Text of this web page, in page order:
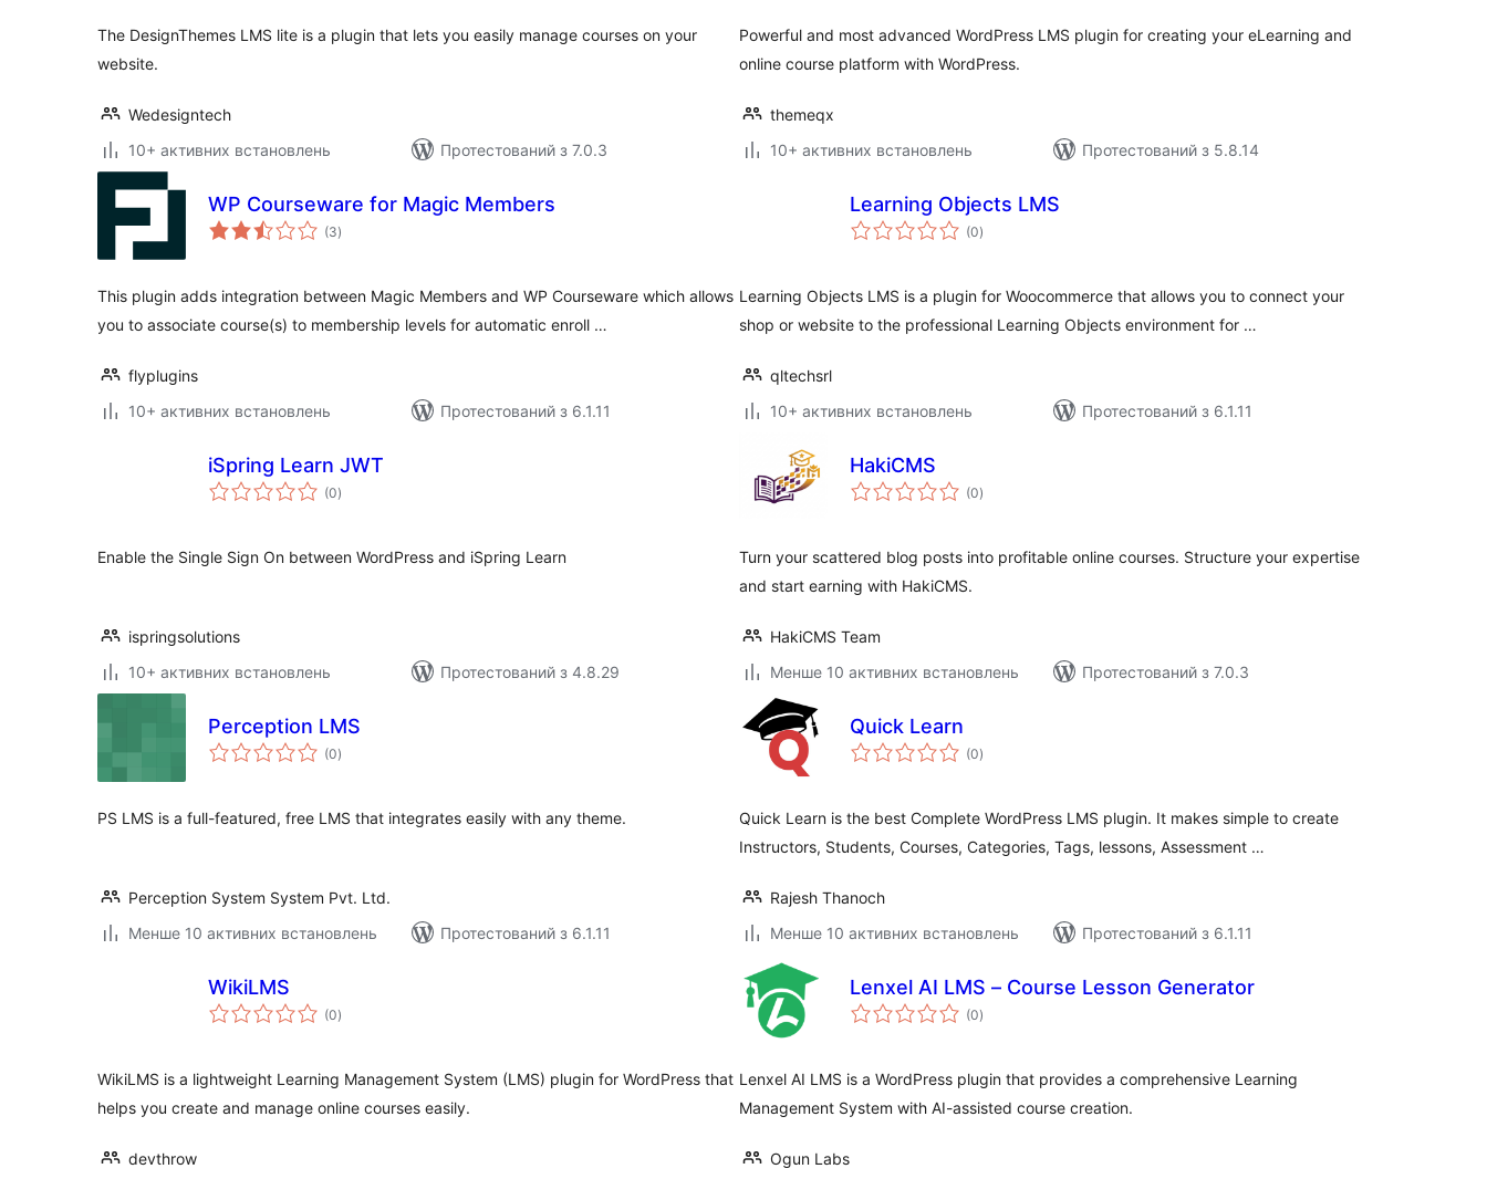
The DesignThemes LMS lite is a plugin that lets you easily manage courses on your
website.
Wedesigntech
10+ активних встановлень
Протестований з 7.0.3
Powerful and most advanced WordPress LMS plugin for creating your eLearning and
online course platform with WordPress.
themeqx
10+ активних встановлень
Протестований з 5.8.14
WP Courseware for Magic Members
(3загальний
рейтинг
)
This plugin adds integration between Magic Members and WP Courseware which allows
you to associate course(s) to membership levels for automatic enroll …
flyplugins
10+ активних встановлень
Протестований з 6.1.11
Learning Objects LMS
(0загальний
рейтинг
)
Learning Objects LMS is a plugin for Woocommerce that allows you to connect your
shop or website to the professional Learning Objects environment for …
qltechsrl
10+ активних встановлень
Протестований з 6.1.11
iSpring Learn JWT
(0загальний
рейтинг
)
Enable the Single Sign On between WordPress and iSpring Learn
ispringsolutions
10+ активних встановлень
Протестований з 4.8.29
HakiCMS
(0загальний
рейтинг
)
Turn your scattered blog posts into profitable online courses. Structure your expertise
and start earning with HakiCMS.
HakiCMS Team
Менше 10 активних встановлень
Протестований з 7.0.3
Perception LMS
(0загальний
рейтинг
)
PS LMS is a full-featured, free LMS that integrates easily with any theme.
Perception System System Pvt. Ltd.
Менше 10 активних встановлень
Протестований з 6.1.11
Quick Learn
(0загальний
рейтинг
)
Quick Learn is the best Complete WordPress LMS plugin. It makes simple to create
Instructors, Students, Courses, Categories, Tags, lessons, Assessment …
Rajesh Thanoch
Менше 10 активних встановлень
Протестований з 6.1.11
WikiLMS
(0загальний
рейтинг
)
WikiLMS is a lightweight Learning Management System (LMS) plugin for WordPress that
helps you create and manage online courses easily.
devthrow
Lenxel AI LMS – Course Lesson Generator
(0загальний
рейтинг
)
Lenxel AI LMS is a WordPress plugin that provides a comprehensive Learning
Management System with AI-assisted course creation.
Ogun Labs